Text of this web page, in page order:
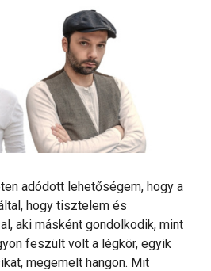
adódott lehetőségem, hogy a
hogy tisztelem és
aki másként gondolkodik, mint
feszült volt a légkör, egyik
megemelt hangon. Mit